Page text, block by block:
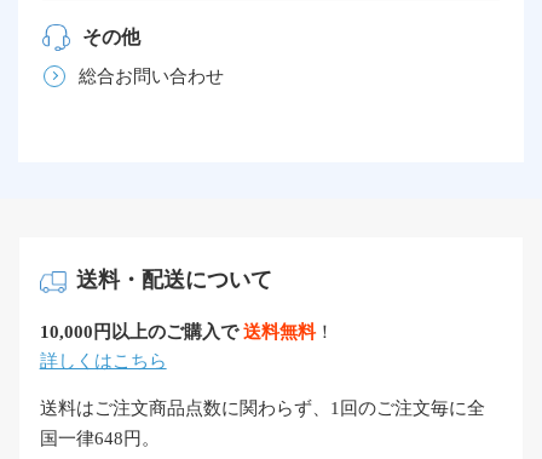
その他
総合お問い合わせ
送料・配送について
10,000円以上のご購入で 送料無料！
詳しくはこちら
送料はご注文商品点数に関わらず、1回のご注文毎に全
国一律648円。